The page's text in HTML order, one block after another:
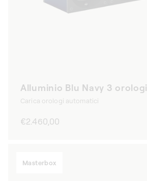
Alluminio Blu Navy 3 orologi
Carica orologi automatici
Prezzo
€2.460,00
Masterbox